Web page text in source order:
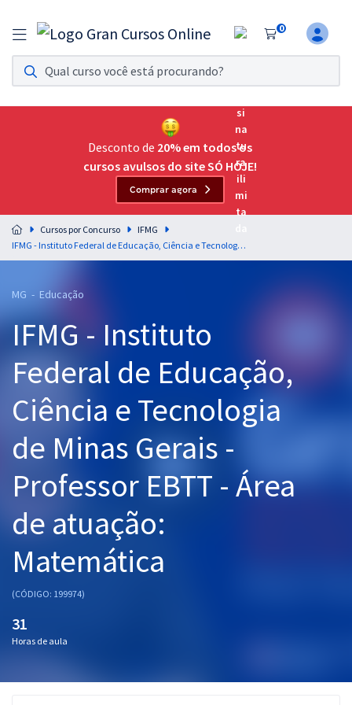
0
Assinatura Ilimitada 11
Acesso a todos os cursos. Teste grátis por 7 dias!
Assinatura OAB Até Passar
Acesso ilimitado a toda preparação para o Exame da
Residências Multiprofissionais
Preparação completa e intensiva para as principais
residências em saúde do Brasil
Cursos 20% OFF
Pós
Graduação
OAB
Mentorias
Questões grátis
Conteúdo gratuito
Desconto de 20% em todos os
cursos avulsos do site SÓ HOJE!
Comprar agora
Cursos por Concurso
IFMG
IFMG - Instituto Federal de Educação, Ciência e Tecnologia de Minas Gerais - Professor EBTT - Área de atuação: Matemática
MG - Educação
IFMG - Instituto
Federal de Educação,
Ciência e Tecnologia
de Minas Gerais -
Professor EBTT - Área
de atuação:
Matemática
(CÓDIGO: 199974)
31
Horas de aula